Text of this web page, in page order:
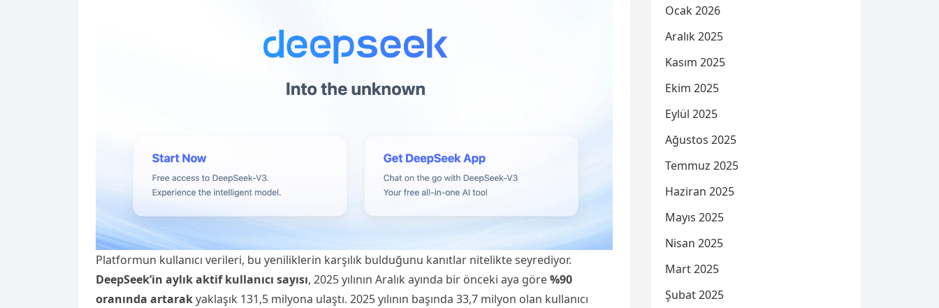
Platformun kullanıcı verileri, bu yeniliklerin karşılık bulduğunu kanıtlar nitelikte seyrediyor.
DeepSeek’in aylık aktif kullanıcı sayısı, 2025 yılının Aralık ayında bir önceki aya göre%90
oranında artarakyaklaşık 131,5 milyona ulaştı. 2025 yılının başında 33,7 milyon olan kullanıcı
Ocak 2026
Aralık 2025
Kasım 2025
Ekim 2025
Eylül 2025
Ağustos 2025
Temmuz 2025
Haziran 2025
Mayıs 2025
Nisan 2025
Mart 2025
Şubat 2025